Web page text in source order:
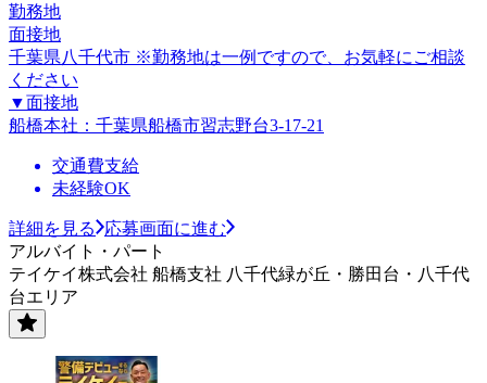
勤務地
面接地
千葉県八千代市 ※勤務地は一例ですので、お気軽にご相談
ください
▼面接地
船橋本社：千葉県船橋市習志野台3-17-21
交通費支給
未経験OK
詳細を見る
応募画面に進む
アルバイト・パート
テイケイ株式会社 船橋支社 八千代緑が丘・勝田台・八千代
台エリア